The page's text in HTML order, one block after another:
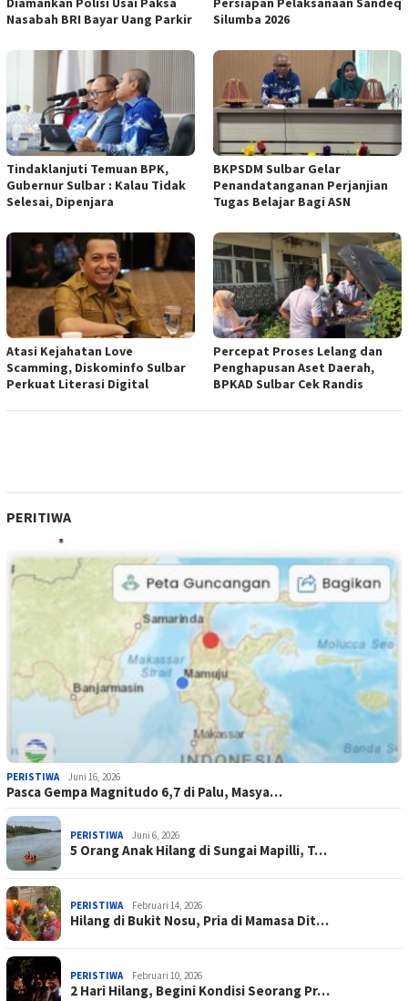
Nasabah BRI Bayar Uang Parkir
Silumba 2026
Tindaklanjuti Temuan BPK,
Gubernur Sulbar : Kalau Tidak
Selesai, Dipenjara
BKPSDM Sulbar Gelar
Penandatanganan Perjanjian
Tugas Belajar Bagi ASN
Atasi Kejahatan Love
Scamming, Diskominfo Sulbar
Perkuat Literasi Digital
Percepat Proses Lelang dan
Penghapusan Aset Daerah,
BPKAD Sulbar Cek Randis
PERITIWA
PERISTIWA Juni 16, 2026
Pasca Gempa Magnitudo 6,7 di Palu, Masya…
PERISTIWA Juni 6, 2026
5 Orang Anak Hilang di Sungai Mapilli, T…
PERISTIWA Februari 14, 2026
Hilang di Bukit Nosu, Pria di Mamasa Dit…
PERISTIWA Februari 10, 2026
2 Hari Hilang, Begini Kondisi Seorang Pr…